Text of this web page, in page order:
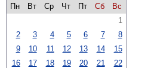
Пн
Вт Ср Чт Пт Сб
Вс
1
2
3 4 5 6 7
8
9
10 11 12 13 14
15
16
17 18 19 20 21
22